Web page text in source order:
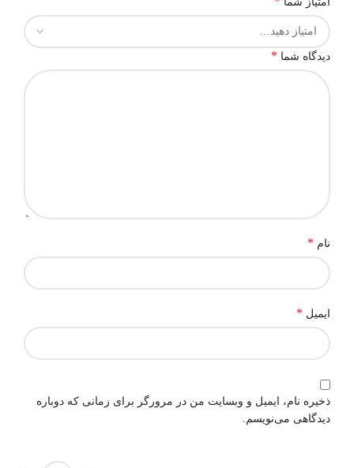
دیدگاه شما *
نام *
ایمیل *
ذخیره نام، ایمیل و وبسایت من در مرورگر برای زمانی که دوباره
دیدگاهی می‌نویسم.